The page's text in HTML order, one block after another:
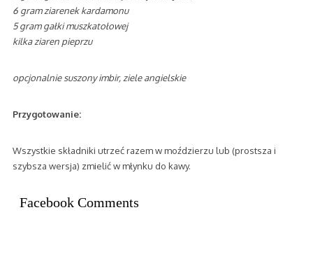
6 gram ziarenek kardamonu
5 gram gałki muszkatołowej
kilka ziaren pieprzu
opcjonalnie suszony imbir, ziele angielskie
Przygotowanie:
Wszystkie składniki utrzeć razem w moździerzu lub (prostsza i
szybsza wersja) zmielić w młynku do kawy.
Facebook Comments